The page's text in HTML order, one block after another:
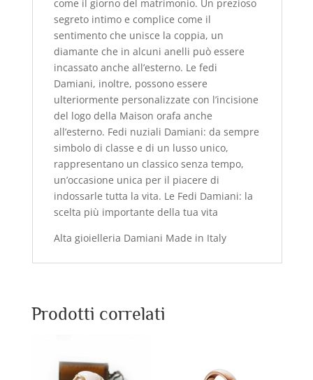
come il giorno del matrimonio. Un prezioso
segreto intimo e complice come il
sentimento che unisce la coppia, un
diamante che in alcuni anelli può essere
incassato anche all’esterno. Le fedi
Damiani, inoltre, possono essere
ulteriormente personalizzate con l’incisione
del logo della Maison orafa anche
all’esterno. Fedi nuziali Damiani: da sempre
simbolo di classe e di un lusso unico,
rappresentano un classico senza tempo,
un’occasione unica per il piacere di
indossarle tutta la vita. Le Fedi Damiani: la
scelta più importante della tua vita
Alta gioielleria Damiani Made in Italy
Prodotti correlati